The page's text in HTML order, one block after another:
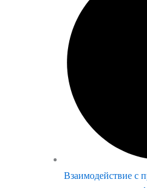
Взаимодействие с